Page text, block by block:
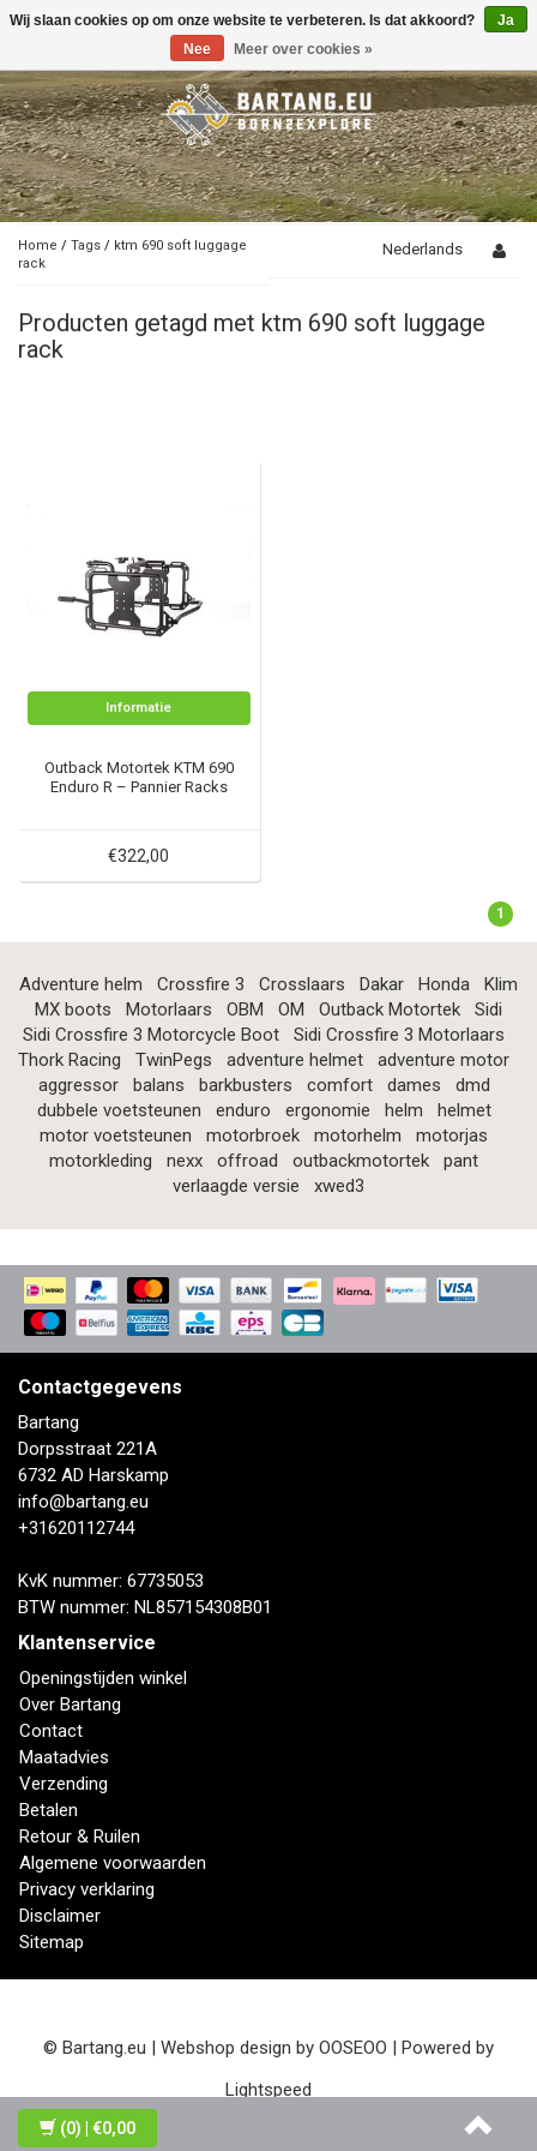
Toggle
Home / Tags / ktm 690 soft luggage
rack
Nederlands
Producten getagd met ktm 690 soft luggage
rack
Informatie
Outback Motortek KTM 690
Enduro R – Pannier Racks
€322,00
1
Adventure helm Crossfire 3 Crosslaars Dakar Honda
Klim
MX boots
Motorlaars OBM OM Outback Motortek
Sidi
Sidi Crossfire 3 Motorcycle Boot
Sidi Crossfire 3 Motorlaars
Thork Racing
TwinPegs adventure helmet
adventure motor
aggressor
balans barkbusters comfort dames
dmd
dubbele voetsteunen
enduro ergonomie helm
helmet
motor voetsteunen
motorbroek motorhelm
motorjas
motorkleding
nexx offroad outbackmotortek
pant
verlaagde versie
xwed3
Contactgegevens
Bartang
Dorpsstraat 221A
6732 AD Harskamp
info@bartang.eu
+31620112744
KvK nummer: 67735053
BTW nummer: NL857154308B01
Klantenservice
Openingstijden winkel
Over Bartang
Contact
Maatadvies
Verzending
Betalen
Retour & Ruilen
Algemene voorwaarden
Privacy verklaring
Disclaimer
Sitemap
© Bartang.eu | Webshop design by OOSEOO | Powered by
Lightspeed
(0) | €0,00
Wij slaan cookies op om onze website te verbeteren. Is dat akkoord?
Ja
Nee
Meer over cookies »